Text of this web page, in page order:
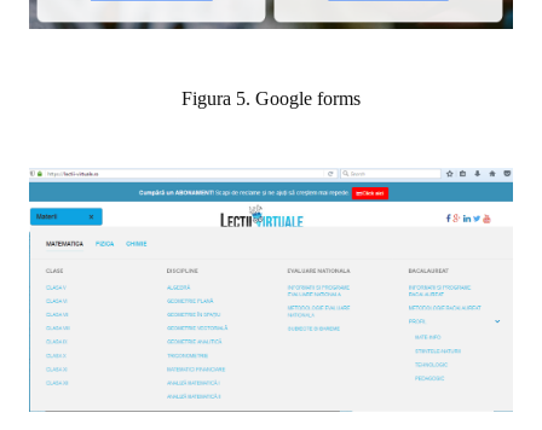
Figura 5. Google forms